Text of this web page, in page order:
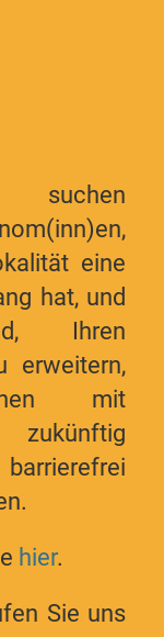
eine
hat, und
Ihren
erweitern,
mit
zukünftig
hier.
Sie uns